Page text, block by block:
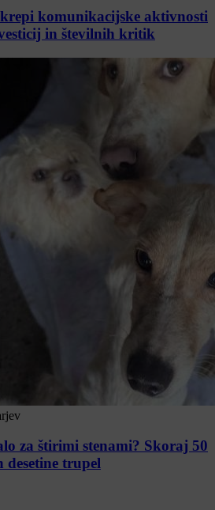
komunikacijske aktivnosti
in številnih kritik
za štirimi stenami? Skoraj 50
desetine trupel